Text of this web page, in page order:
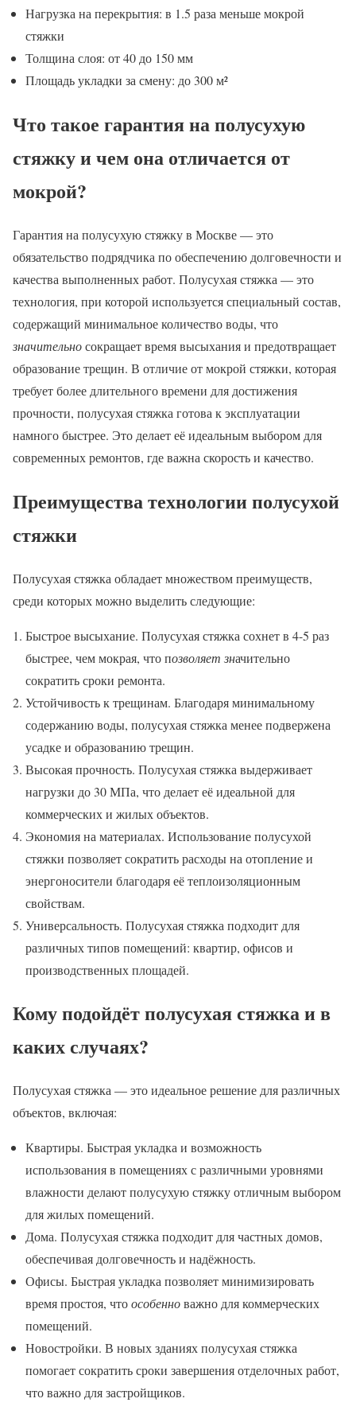
Нагрузка на перекрытия: в 1.5 раза меньше мокрой
стяжки
Толщина слоя: от 40 до 150 мм
Площадь укладки за смену: до 300 м²
Что такое гарантия на полусухую
стяжку и чем она отличается от
мокрой?
Гарантия на полусухую стяжку в Москве — это
обязательство подрядчика по обеспечению долговечности и
качества выполненных работ. Полусухая стяжка — это
технология, при которой используется специальный состав,
содержащий минимальное количество воды, что
значительносокращает время высыхания и предотвращает
образование трещин. В отличие от мокрой стяжки, которая
требует более длительного времени для достижения
прочности, полусухая стяжка готова к эксплуатации
намного быстрее. Это делает её идеальным выбором для
современных ремонтов, где важна скорость и качество.
Преимущества технологии полусухой
стяжки
Полусухая стяжка обладает множеством преимуществ,
среди которых можно выделить следующие:
Быстрое высыхание. Полусухая стяжка сохнет в 4-5 раз
быстрее, чем мокрая, что позволяет значительно
сократить сроки ремонта.
Устойчивость к трещинам. Благодаря минимальному
содержанию воды, полусухая стяжка менее подвержена
усадке и образованию трещин.
Высокая прочность. Полусухая стяжка выдерживает
нагрузки до 30 МПа, что делает её идеальной для
коммерческих и жилых объектов.
Экономия на материалах. Использование полусухой
стяжки позволяет сократить расходы на отопление и
энергоносители благодаря её теплоизоляционным
свойствам.
Универсальность. Полусухая стяжка подходит для
различных типов помещений: квартир, офисов и
производственных площадей.
Кому подойдёт полусухая стяжка и в
каких случаях?
Полусухая стяжка — это идеальное решение для различных
объектов, включая:
Квартиры. Быстрая укладка и возможность
использования в помещениях с различными уровнями
влажности делают полусухую стяжку отличным выбором
для жилых помещений.
Дома. Полусухая стяжка подходит для частных домов,
обеспечивая долговечность и надёжность.
Офисы. Быстрая укладка позволяет минимизировать
время простоя, чтоособенноважно для коммерческих
помещений.
Новостройки. В новых зданиях полусухая стяжка
помогает сократить сроки завершения отделочных работ,
что важно для застройщиков.